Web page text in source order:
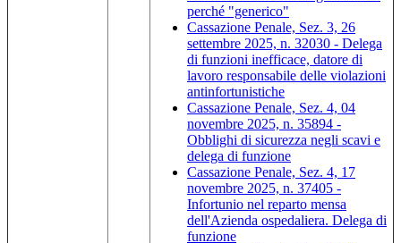
perché "generico"
Cassazione Penale, Sez. 3, 26
settembre 2025, n. 32030 - Delega
di funzioni inefficace, datore di
lavoro responsabile delle violazioni
antinfortunistiche
Cassazione Penale, Sez. 4, 04
novembre 2025, n. 35894 -
Obblighi di sicurezza negli scavi e
delega di funzione
Cassazione Penale, Sez. 4, 17
novembre 2025, n. 37405 -
Infortunio nel reparto mensa
dell'Azienda ospedaliera. Delega di
funzione